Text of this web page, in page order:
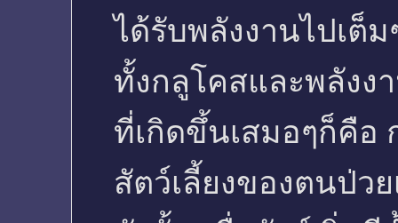
ได้รับพลังงานไปเต็
ทั้งกลูโคสและพลังง
ที่เกิดขึ้นเสมอๆก็คือ
สัตว์เลี้ยงของตนป่วย